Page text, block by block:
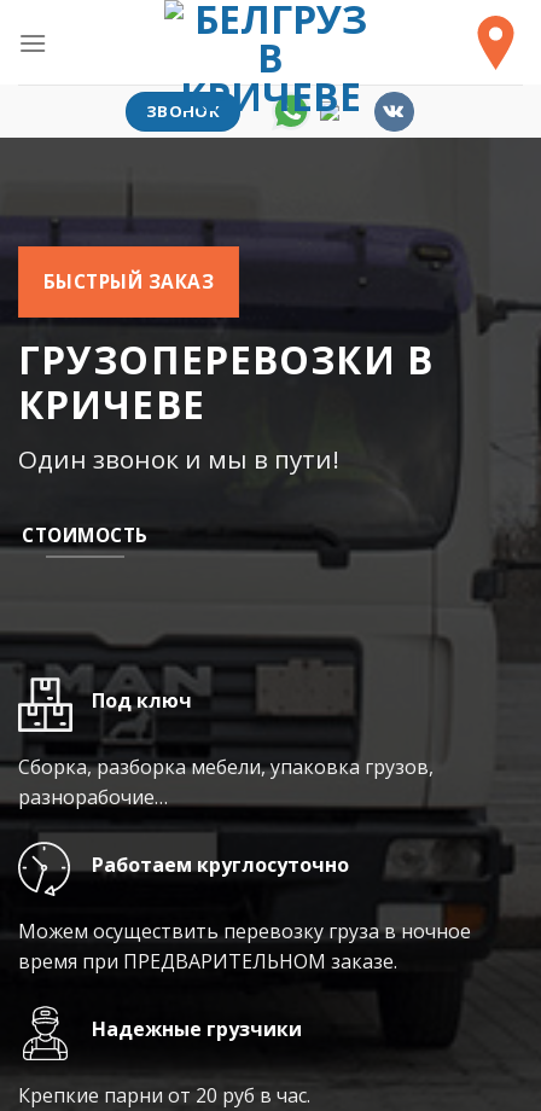
ЗВОНОК
БЫСТРЫЙ ЗАКАЗ
ГРУЗОПЕРЕВОЗКИ В
КРИЧЕВЕ
Один звонок и мы в пути!
СТОИМОСТЬ
Под ключ
Сборка, разборка мебели, упаковка грузов,
разнорабочие…
Работаем круглосуточно
Можем осуществить перевозку груза в ночное
время при ПРЕДВАРИТЕЛЬНОМ заказе.
Надежные грузчики
Крепкие парни от 20 руб в час.